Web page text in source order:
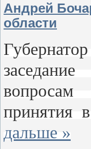
Андрей
области
вопросам
принятия
дальше »